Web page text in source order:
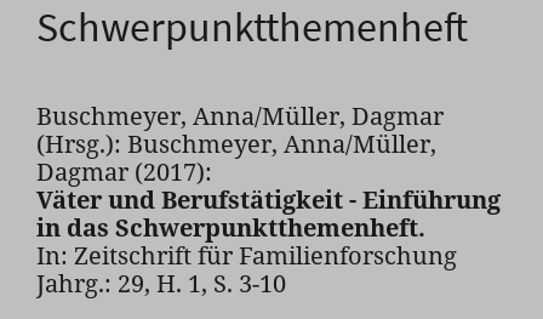
Schwerpunktthemenheft
Buschmeyer, Anna/Müller, Dagmar
(Hrsg.): Buschmeyer, Anna/Müller,
Dagmar (2017):
Väter und Berufstätigkeit - Einführung
in das Schwerpunktthemenheft.
In: Zeitschrift für Familienforschung
Jahrg.: 29, H. 1, S. 3-10